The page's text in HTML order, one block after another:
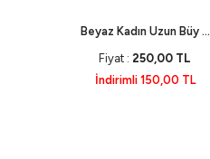
Beyaz Kadın Uzun Büy ...
Fiyat : 250,00 TL
İndirimli 150,00 TL